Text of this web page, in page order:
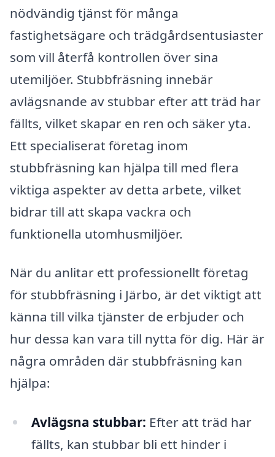
nödvändig tjänst för många
fastighetsägare och trädgårdsentusiaster
som vill återfå kontrollen över sina
utemiljöer. Stubbfräsning innebär
avlägsnande av stubbar efter att träd har
fällts, vilket skapar en ren och säker yta.
Ett specialiserat företag inom
stubbfräsning kan hjälpa till med flera
viktiga aspekter av detta arbete, vilket
bidrar till att skapa vackra och
funktionella utomhusmiljöer.
När du anlitar ett professionellt företag
för stubbfräsning i Järbo, är det viktigt att
känna till vilka tjänster de erbjuder och
hur dessa kan vara till nytta för dig. Här är
några områden där stubbfräsning kan
hjälpa:
Avlägsna stubbar: Efter att träd har
fällts, kan stubbar bli ett hinder i